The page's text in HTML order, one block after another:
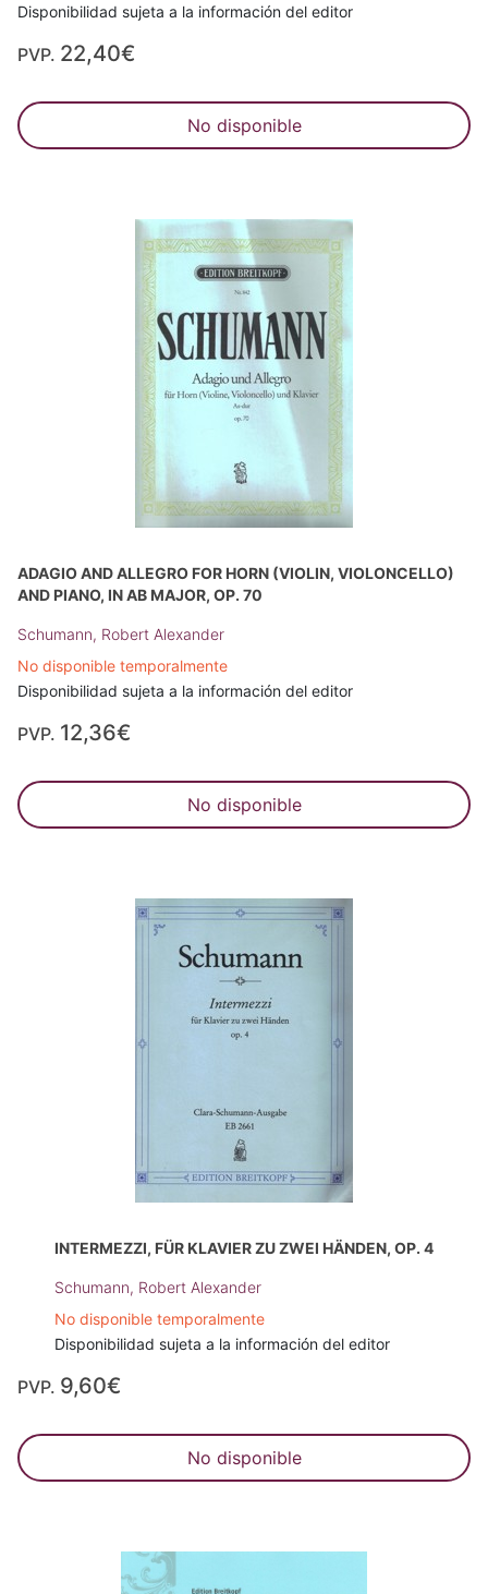
Disponibilidad sujeta a la información del editor
PVP. 22,40€
No disponible
ADAGIO AND ALLEGRO FOR HORN (VIOLIN, VIOLONCELLO)
AND PIANO, IN AB MAJOR, OP. 70
Schumann, Robert Alexander
No disponible temporalmente
Disponibilidad sujeta a la información del editor
PVP. 12,36€
No disponible
INTERMEZZI, FÜR KLAVIER ZU ZWEI HÄNDEN, OP. 4
Schumann, Robert Alexander
No disponible temporalmente
Disponibilidad sujeta a la información del editor
PVP. 9,60€
No disponible